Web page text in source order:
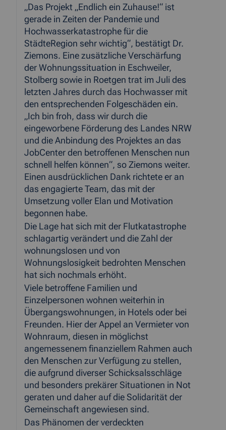
„Das Projekt „Endlich ein Zuhause!“ ist
gerade in Zeiten der Pandemie und
Hochwasserkatastrophe für die
StädteRegion sehr wichtig“, bestätigt Dr.
Ziemons. Eine zusätzliche Verschärfung
der Wohnungssituation in Eschweiler,
Stolberg sowie in Roetgen trat im Juli des
letzten Jahres durch das Hochwasser mit
den entsprechenden Folgeschäden ein.
„Ich bin froh, dass wir durch die
eingeworbene Förderung des Landes NRW
und die Anbindung des Projektes an das
JobCenter den betroffenen Menschen nun
schnell helfen können“, so Ziemons weiter.
Einen ausdrücklichen Dank richtete er an
das engagierte Team, das mit der
Umsetzung voller Elan und Motivation
begonnen habe.
Die Lage hat sich mit der Flutkatastrophe
schlagartig verändert und die Zahl der
wohnungslosen und von
Wohnungslosigkeit bedrohten Menschen
hat sich nochmals erhöht.
Viele betroffene Familien und
Einzelpersonen wohnen weiterhin in
Übergangswohnungen, in Hotels oder bei
Freunden. Hier der Appel an Vermieter von
Wohnraum, diesen in möglichst
angemessenem finanziellem Rahmen auch
den Menschen zur Verfügung zu stellen,
die aufgrund diverser Schicksalsschläge
und besonders prekärer Situationen in Not
geraten und daher auf die Solidarität der
Gemeinschaft angewiesen sind.
Das Phänomen der verdeckten